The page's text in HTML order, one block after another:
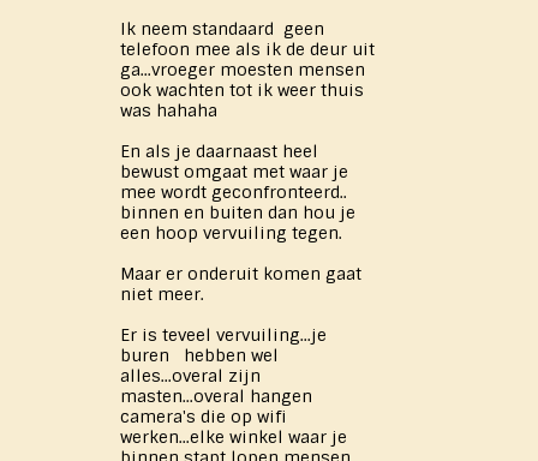
Ik neem standaard geen
telefoon mee als ik de deur uit
ga...vroeger moesten mensen
ook wachten tot ik weer thuis
was hahaha
En als je daarnaast heel
bewust omgaat met waar je
mee wordt geconfronteerd..
binnen en buiten dan hou je
een hoop vervuiling tegen.
Maar er onderuit komen gaat
niet meer.
Er is teveel vervuiling...je
buren hebben wel
alles...overal zijn
masten...overal hangen
camera's die op wifi
werken...elke winkel waar je